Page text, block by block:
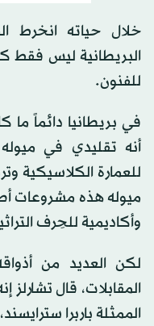
خلال حياته انخرط
البريطانية ليس فقط
للفنون.
في بريطانيا دائماً ما
أنه تقليدي في
للعمارة الكلاسيكية
ميوله هذه مشروعات
وأكاديمية للحِرف
لكن العديد من
المقابلات، قال
الممثلة باربرا